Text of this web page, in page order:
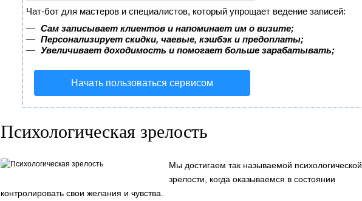
Чат-бот для мастеров и специалистов, который упрощает ведение записей:
— Сам записывает клиентов и напоминает им о визите;
— Персонализирует скидки, чаевые, кэшбэк и предоплаты;
— Увеличивает доходимость и помогает больше зарабатывать;
Начать пользоваться сервисом
Психологическая зрелость
Мы достигаем так называемой психологической
зрелости, когда оказываемся в состоянии
контролировать свои же­лания и чувства.